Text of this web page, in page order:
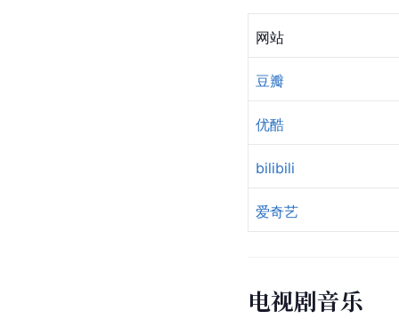
网站
豆瓣
优酷
bilibili
爱奇艺
电视剧音乐